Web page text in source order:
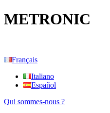
METRONIC
Français
Italiano
Español
Qui sommes-nous ?